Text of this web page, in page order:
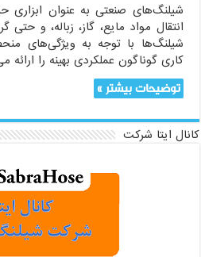
شیلنگ‌های صنعتی به عنوان ابزاری
انتقال مواد مایع، گاز، زباله، و
شیلنگ‌ها با توجه به ویژگی‌های
کاری گوناگون عملکردی بهینه را ارائه
توضیحات بیشتر »
کانال ایتا شرکت